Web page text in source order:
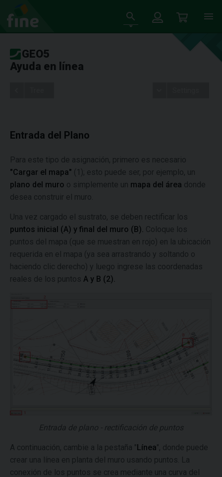
GEO5
Ayuda en línea
Entrada del Plano
Para este tipo de asignación, primero es necesario
"Cargar el mapa" (1); esto puede ser, por ejemplo, un
plano del muro o simplemente un mapa del área donde
desea construir el muro.
Una vez cargado el sustrato, se deben rectificar los
puntos inicial (A) y final del muro (B). Coloque los
puntos del mapa (que se muestran en rojo) en la ubicación
requerida en el mapa (ya sea arrastrando y soltando o
haciendo clic derecho) y luego ingrese las coordenadas
reales de los puntos A y B (2).
Entrada de plano - rectificación de puntos
A continuación, cambie a la pestaña "Línea", donde puede
crear una línea en planta del muro usando puntos. La
conexión de los puntos se crea mediante una curva del